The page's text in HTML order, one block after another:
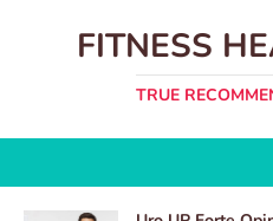
FITNESS
TRUE